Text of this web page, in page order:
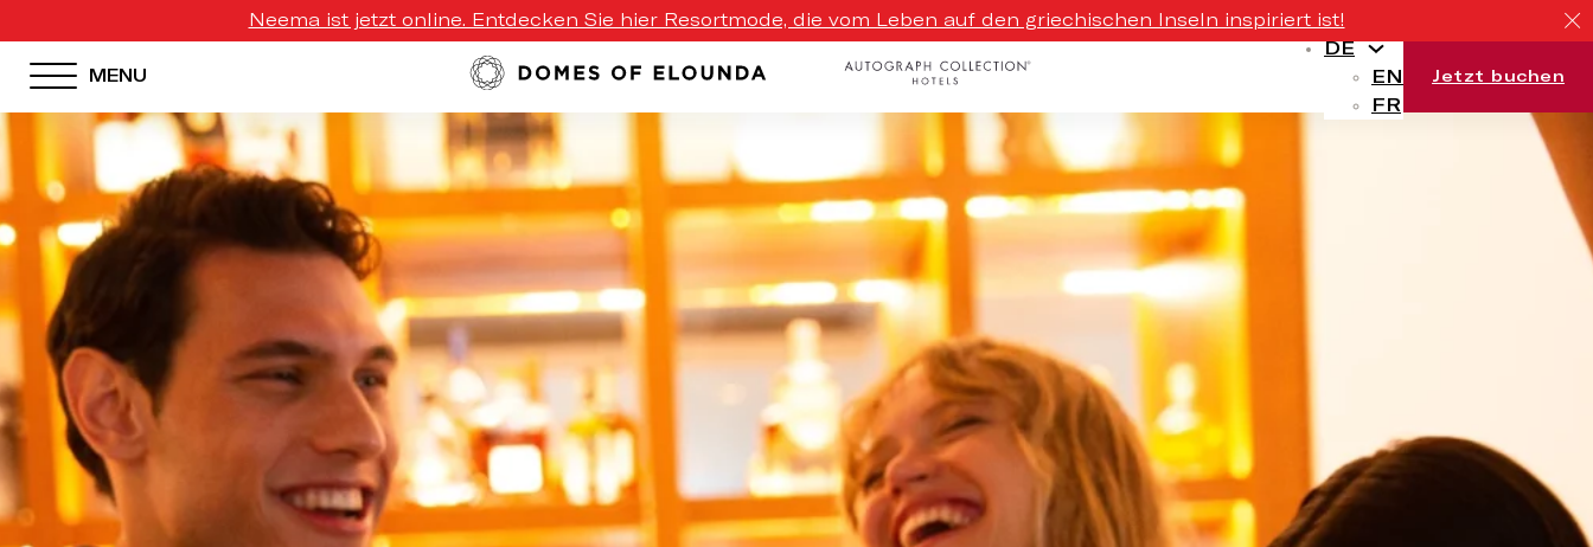
Neema ist jetzt online. Entdecken Sie hier Resortmode, die vom Leben auf den griechischen Inseln inspiriert ist!
HOTEL MENU
Domes Homepage
Our Resorts
Our Destinations
Our Brands
Signature Concepts
Domes Stories
MENU
DE
EN
FR
Jetzt buchen